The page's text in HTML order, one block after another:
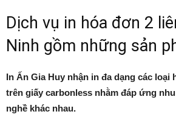
Dịch vụ in hóa đơn 2
Ninh gồm những sản
In Ấn Gia Huy nhận in đa dạng các loại
trên giấy carbonless nhằm đáp ứng
nghề khác nhau.